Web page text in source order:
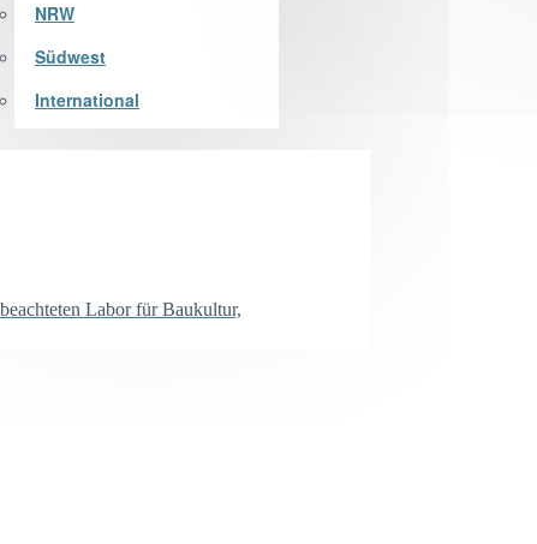
NRW
Südwest
International
Labor für Baukultur,